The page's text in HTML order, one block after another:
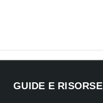
GUIDE E RISORSE